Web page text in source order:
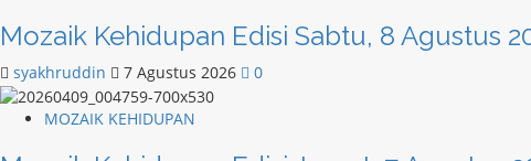
Mozaik Kehidupan Edisi Sabtu, 8 Agustus
syakhruddin 7 Agustus 2026 0
MOZAIK KEHIDUPAN